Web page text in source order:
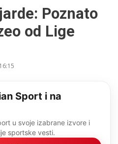
Poznato
od Lige
Sport i na
u svoje izabrane izvore i
sportske vesti.